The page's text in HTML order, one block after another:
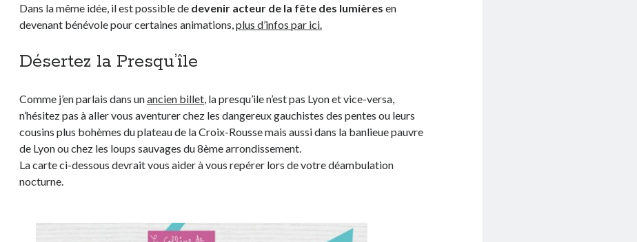
Dans la même idée, il est possible de devenir acteur de la fête des lumières en
devenant bénévole pour certaines animations,plus d’infos par ici.
Désertez la Presqu’île
Comme j’en parlais dans unancien billet, la presqu’ile n’est pas Lyon et vice-versa,
n’hésitez pas à aller vous aventurer chez les dangereux gauchistes des pentes ou leurs
cousins plus bohèmes du plateau de la Croix-Rousse mais aussi dans la banlieue pauvre
de Lyon ou chez les loups sauvages du 8ème arrondissement.
La carte ci-dessous devrait vous aider à vous repérer lors de votre déambulation
nocturne.